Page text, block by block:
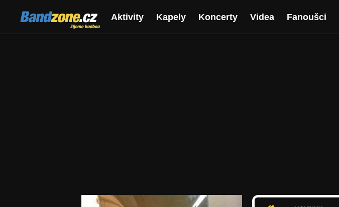
Bandzone.cz
žijeme hudbou
Aktivity Kapely Koncerty Videa Fanoušci